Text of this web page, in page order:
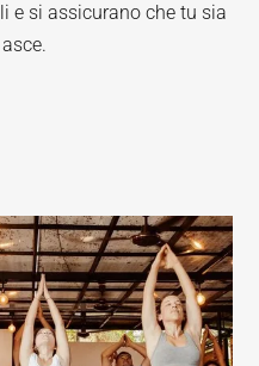
e si assicurano che tu sia